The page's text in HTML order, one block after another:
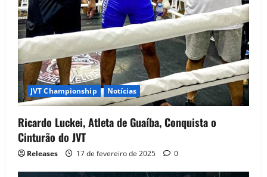
JVT Championship Notícias
Ricardo Luckei, Atleta de Guaíba, Conquista o
Cinturão do JVT
Releases 17 de fevereiro de 2025 0